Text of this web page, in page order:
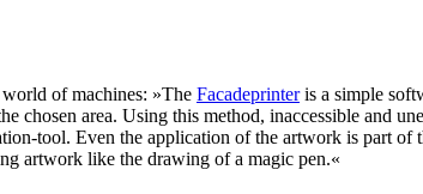
of machines: »The Facadeprinteris a simple
area. Using this method, inaccessible and
tool. Even the application of the artwork is part of
artwork like the drawing of a magic pen.«